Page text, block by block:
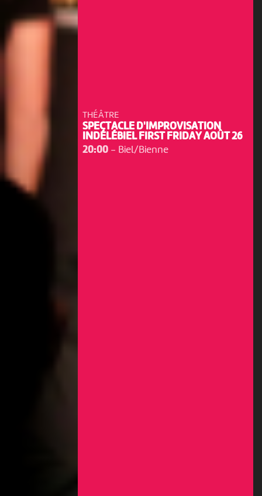
THÉÂTRE
SPECTACLE D'IMPROVISATION
INDÉLÉBIEL FIRST FRIDAY AOÛT 26
20:00- Biel/Bienne